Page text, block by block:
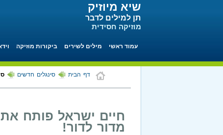
שיא מיוזיק
תן למילים לדבר
מוזיקה חסידית
עמוד ראשי מילים לשירים ביקורות מוזיקה
דף הבית סינגלים חדשים
חיים ישראל פותח
מדור לדור!